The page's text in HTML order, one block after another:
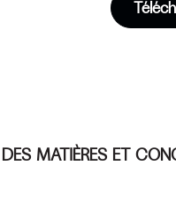
MATIÈRES ET